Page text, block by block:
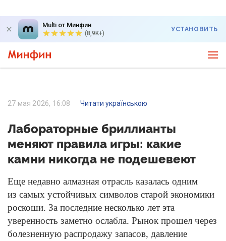
Multi от Минфин
(8,9K+)
УСТАНОВИТЬ
27 мая 2026, 16:08 Читати українською
Лабораторные бриллианты
меняют правила игры: какие
камни никогда не подешевеют
Еще недавно алмазная отрасль казалась одним
из самых устойчивых символов старой экономики
роскоши. За последние несколько лет эта
уверенность заметно ослабла. Рынок прошел через
болезненную распродажу запасов, давление